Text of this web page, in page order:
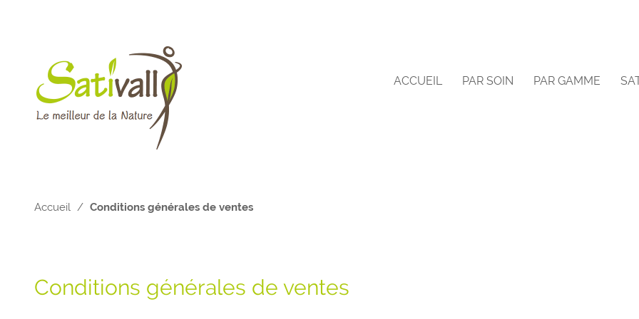
ACCUEIL PAR SOIN PAR GAMME
Accueil / Conditions générales de ventes
Conditions générales de ventes